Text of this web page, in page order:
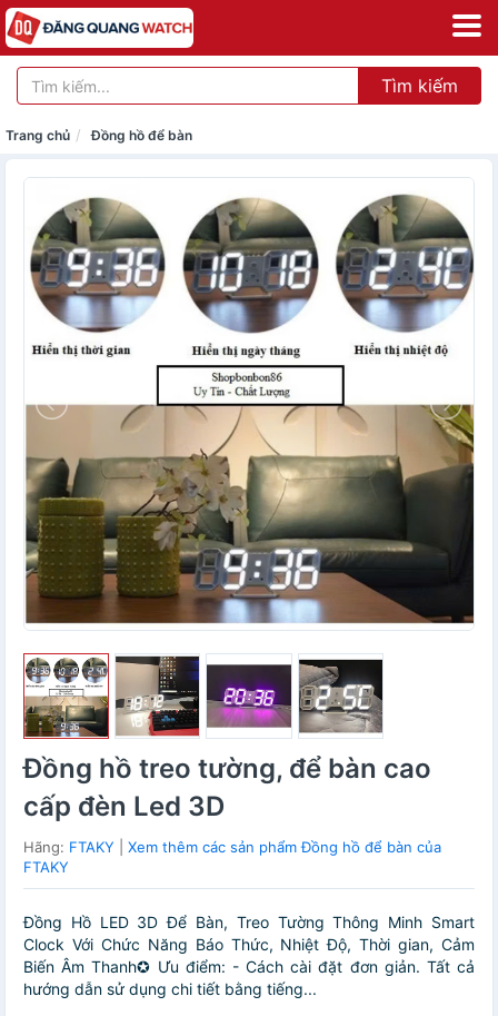
Tìm kiếm
Trang chủ Đồng hồ để bàn
Đồng hồ treo tường, để bàn cao
cấp đèn Led 3D
Hãng: FTAKY
Xem thêm các sản phẩm Đồng hồ để bàn của
FTAKY
Đồng Hồ LED 3D Để Bàn, Treo Tường Thông Minh Smart
Clock Với Chức Năng Báo Thức, Nhiệt Độ, Thời gian, Cảm
Biến Âm Thanh✪ Ưu điểm: - Cách cài đặt đơn giản. Tất cả
hướng dẫn sử dụng chi tiết bằng tiếng...